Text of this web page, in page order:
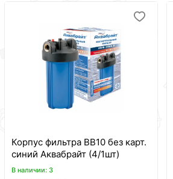
Корпус фильтра ВВ10 без карт.
синий Аквабрайт (4/1шт)
В наличии: 3